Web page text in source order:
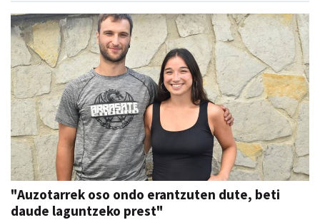
"Auzotarrek oso ondo erantzuten dute, beti
daude laguntzeko prest"